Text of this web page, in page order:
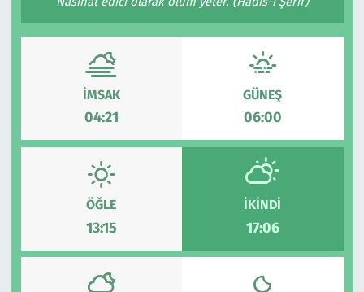
İMSAK
04:21
GÜNEŞ
06:00
ÖĞLE
13:15
İKINDI
17:06